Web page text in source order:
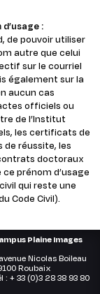
:
de pouvoir utiliser
autre que celui
sur le courriel
également sur la
aucun cas
officiels ou
de l’Institut
les certificats de
réussite, les
doctoraux
prénom d’usage
qui reste une
Code Civil).
Plaine Images
Nicolas Boileau
Roubaix
: + 33 (0)3 28 38 93 80